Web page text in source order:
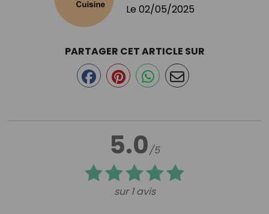
Le 02/05/2025
5.0/5
sur 1 avis
PARTAGER CET ARTICLE SUR